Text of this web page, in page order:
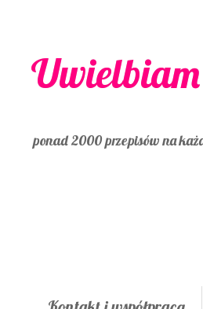
ponad 2000 przepisów na